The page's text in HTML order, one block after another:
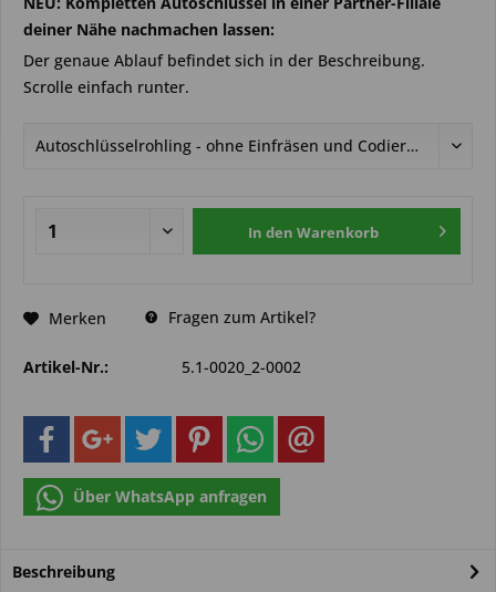
deiner Nähe nachmachen lassen:
Der genaue Ablauf befindet sich in der Beschreibung.
Scrolle einfach runter.
In den Warenkorb
Merken Fragen zum Artikel?
Artikel-Nr.: 5.1-0020_2-0002
Über WhatsApp anfragen
Beschreibung